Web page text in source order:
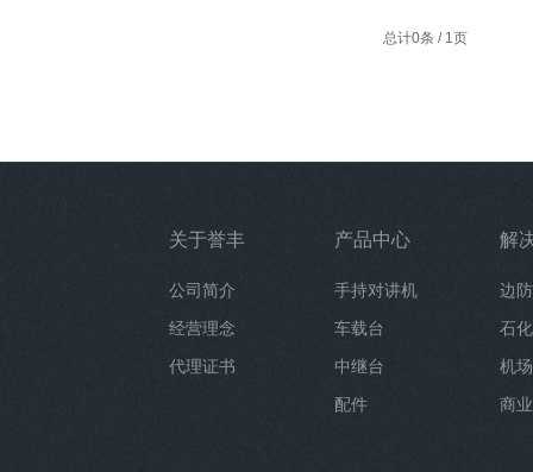
总计0条 / 1页
关于誉丰
公司简介
经营理念
代理证书
产品中心
手持对讲机
车载台
中继台
配件
解
边
石
机
商